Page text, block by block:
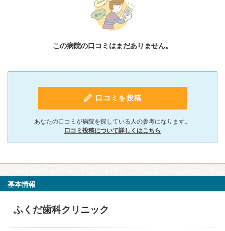
この病院の口コミはまだありません。
口コミを投稿
あなたの口コミが病院を探している人の参考になります。
口コミ投稿について詳しくはこちら
基本情報
ふくだ歯科クリニック